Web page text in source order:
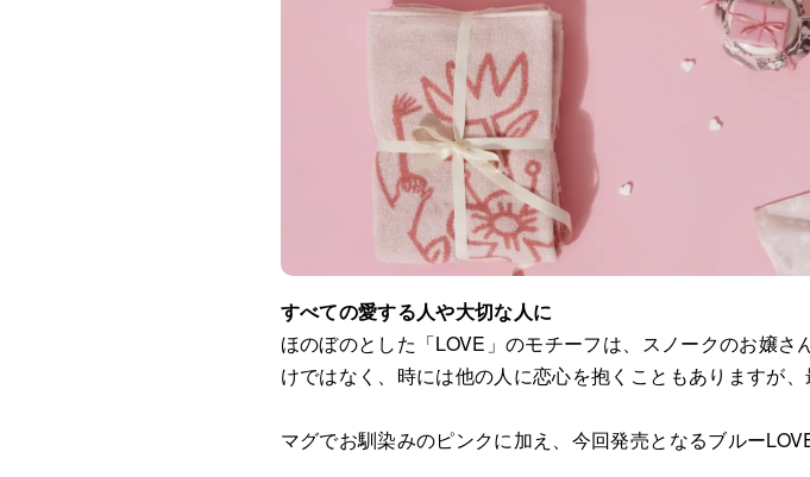
すべての愛する人や大切な人に
ほのぼのとした「LOVE」のモチーフは、スノークのお嬢
けではなく、時には他の人に恋心を抱くこともありますが、
マグでお馴染みのピンクに加え、今回発売となるブルー